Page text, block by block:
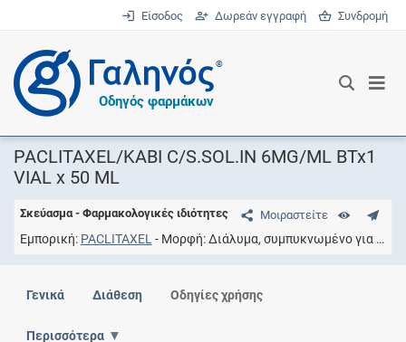
Είσοδος Δωρεάν εγγραφή Συνδρομή
®
Οδηγός φαρμάκων
PACLITAXEL/KABI C/S.SOL.IN 6MG/ML BTx1
VIAL x 50 ML
Μοιραστείτε
Σκεύασμα - Φαρμακολογικές ιδιότητες
Εμπορική PACLITAXEL Μορφή Διάλυμα, συμπυκνωμένο για παρασκευή διαλύματος προς έγχυση
Γενικά Διάθεση Οδηγίες χρήσης
Περισσότερα